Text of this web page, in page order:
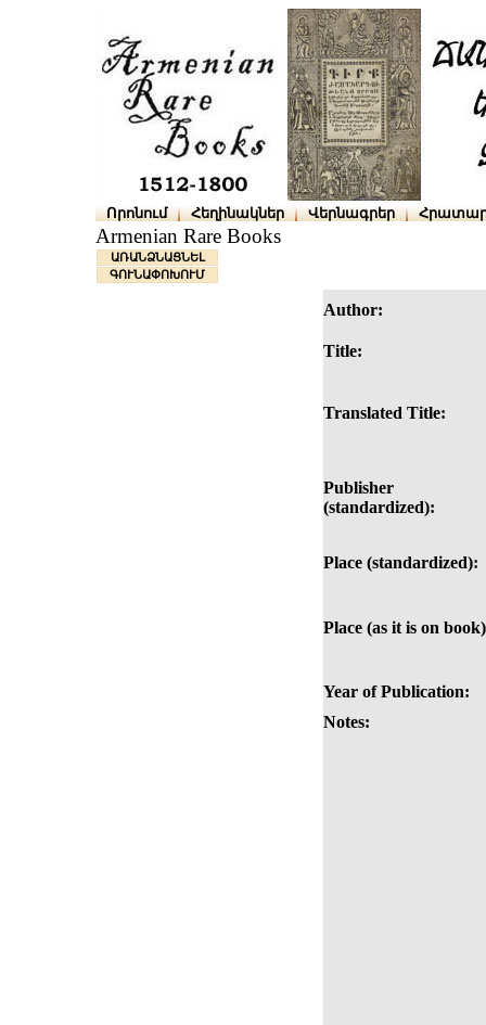
Որոնում Հեղինակներ Վերնագրեր
Armenian Rare Books
ԱՌԱՆՁՆԱՑՆԵԼ
ԳՈՒՆԱՓՈԽՈՒՄ
Author:
Title:
Translated Title:
Publisher
(standardized):
Place (standardized):
Place (as it is on
Year of Publication:
Notes: